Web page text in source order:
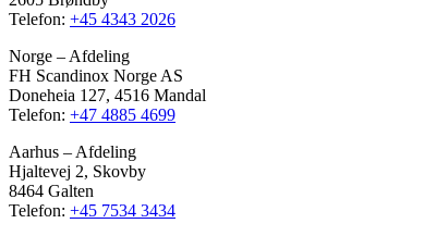
Telefon: +45 4343 2026
Norge – Afdeling
FH Scandinox Norge AS
Doneheia 127, 4516 Mandal
Telefon: +47 4885 4699
Aarhus – Afdeling
Hjaltevej 2, Skovby
8464 Galten
Telefon: +45 7534 3434